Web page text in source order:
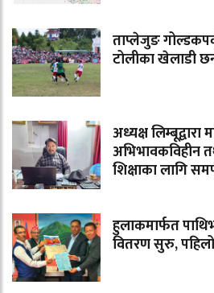
ताप्लेजुङ
टोलीका खेलाडी
अध्यक्ष लिम्बूद्वारा
अभिभावकविहीन
शिक्षाका लागि
हुलाकमार्फत
वितरण सुरु,